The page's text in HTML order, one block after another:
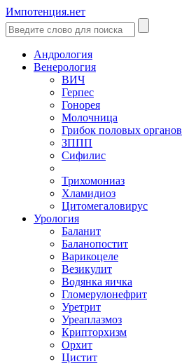
Импотенция.нет
Андрология
Венерология
ВИЧ
Герпес
Гонорея
Молочница
Грибок половых органов
ЗППП
Сифилис
Трихомониаз
Хламидиоз
Цитомегаловирус
Урология
Баланит
Баланопостит
Варикоцеле
Везикулит
Водянка яичка
Гломерулонефрит
Уретрит
Уреаплазмоз
Крипторхизм
Орхит
Цистит